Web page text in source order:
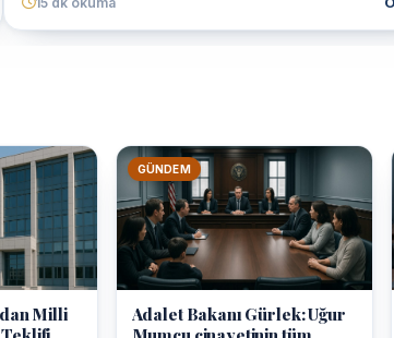
Milli
GÜNDEM
Adalet Bakanı Gürlek: Uğur